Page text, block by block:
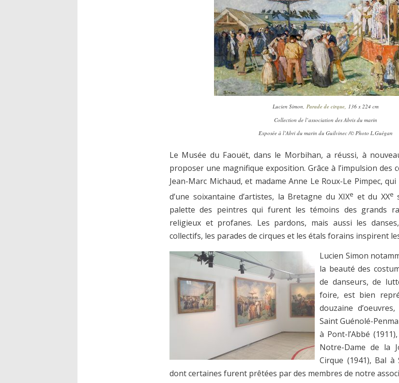
Lucien Simon, Parade de cirque, 136 x 224 cm
Collection de l’association des Abris du marin
Exposée à l’Abri du marin du Guilvinec /© Photo L.Guégan
Le Musée du Faouët, dans le Morbihan, a réussi, à
proposer une magnifique exposition. Grâce à l’impulsion des
Jean-Marc Michaud, et madame Anne Le Roux-Le Pimpec,
d’une soixantaine d’artistes, la Bretagne du XIXe et du XXe
palette des peintres qui furent les témoins des grands
religieux et profanes. Les pardons, mais aussi les
collectifs, les parades de cirques et les étals forains inspirent
Lucien Simon
la beauté des
de danseurs, de
foire, est bien
douzaine d’oeuvres,
Saint Guénolé-
à Pont-l’Abbé (1911),
Notre-Dame de la
Cirque (1941), Bal à
dont certaines furent prêtées par des membres de notre